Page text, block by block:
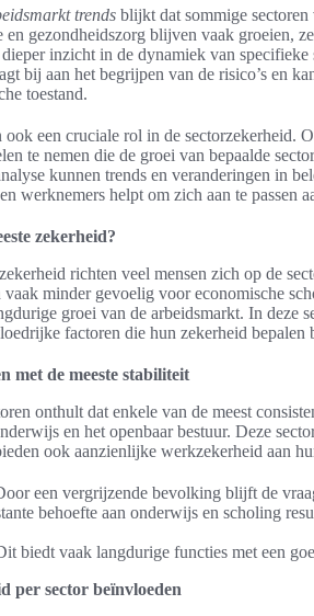
trends blijkt dat sommige
en gezondheidszorg blijven vaak groeien,
inzicht in de dynamiek van specifieke
bij aan het begrijpen van de risico’s en
toestand.
ook een cruciale rol in de sectorzekerheid.
te nemen die de groei van bepaalde
kunnen trends en veranderingen in
werknemers helpt om zich aan te passen
zekerheid?
richten veel mensen zich op de
minder gevoelig voor economische
groei van de arbeidsmarkt. In deze
factoren die hun zekerheid bepalen
met de meeste stabiliteit
onthult dat enkele van de meest
en het openbaar bestuur. Deze
ook aanzienlijke werkzekerheid aan
een vergrijzende bevolking blijft de
behoefte aan onderwijs en scholing
biedt vaak langdurige functies met een
per sector beïnvloeden